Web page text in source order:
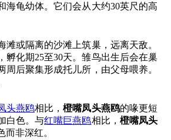
海龟幼体。它们会从大约30英尺的高
滩或隔离的沙滩上筑巢，远离天敌。
孵化期25至30天。雏鸟出生后会在巢
周后聚集形成托儿所，由父母喂养。
头燕鸥相比，橙嘴凤头燕鸥的喙更短
白色。与红嘴巨燕鸥相比， 橙嘴凤头
而非深红。